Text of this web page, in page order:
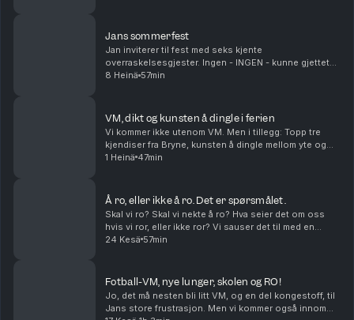
Jans sommerfest
Jan inviterer til fest med seks kjente
overraskelsesgjester. Ingen - INGEN - kunne gjettet
hvem som dukker opp på denne nordiske
8 Heinä 57min
VM, dikt og kunsten å dingle i ferien
Vi kommer ikke utenom VM. Men i tillegg: Topp tre
kjendiser fra Bryne, kunsten å dingle mellom yte og
nyte i ferien, og et dikt om akkurat det.
1 Heinä 47min
Å ro, eller ikke å ro. Det er spørsmålet.
Skal vi ro? Skal vi nekte å ro? Hva seier det om oss
hvis vi ror, eller ikke ror? Vi sauser det til med en
diskusjon om høy- og lavkultur, om festivaler og
24 Kesä 57min
Fotball-VM, nye lunger, skolen og RO!
Jo, det må nesten bli litt VM, og en del kongestoff, til
Jans store frustrasjon. Men vi kommer også innom